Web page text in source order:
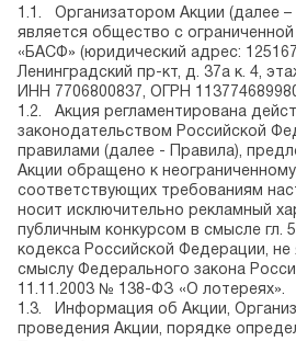
1.1. Организатором Акции (далее –
является общество с
«БАСФ» (юридический адрес:
Ленинградский пр-кт, д. 37а к. 4,
ИНН 7706800837, ОГРН
1.2. Акция регламентирована
законодательством Российской
правилами (далее - Правила),
Акции обращено к неограниченному
соответствующих требованиям
носит исключительно рекламный
публичным конкурсом в смысле гл.
кодекса Российской Федерации, не
смыслу Федерального закона
11.11.2003 № 138-ФЗ «О лотереях».
1.3. Информация об Акции,
проведения Акции, порядке